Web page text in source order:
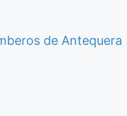
de Antequera